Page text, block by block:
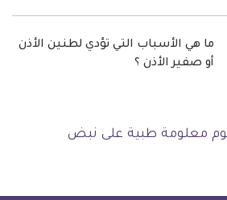
ما هي الأسباب التي تؤدي لطنين الأذن
أو صفير الأذن ؟